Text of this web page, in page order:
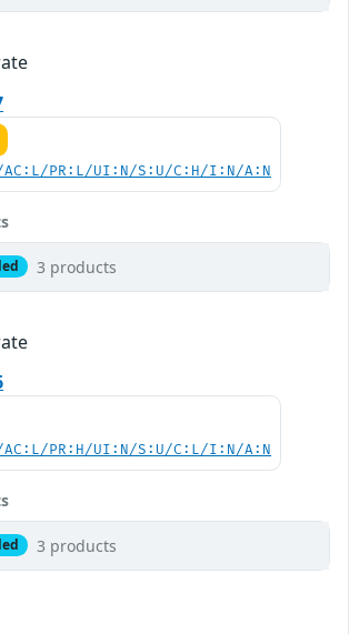
AC:L/PR:L/UI:N/S:U/C:H/I:N/A:N
3 products
AC:L/PR:H/UI:N/S:U/C:L/I:N/A:N
3 products